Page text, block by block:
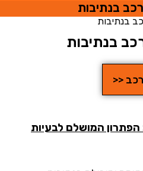
בנתיבות
המושלם לבעיות